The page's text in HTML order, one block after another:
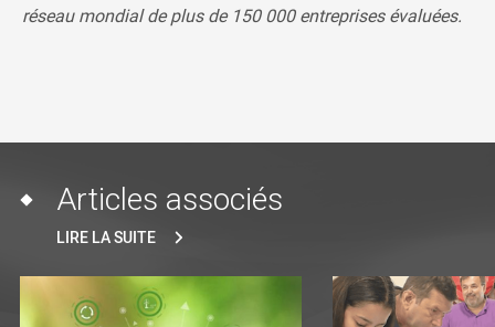
réseau mondial de plus de 150 000 entreprises évaluées.
Articles associés
LIRE LA SUITE